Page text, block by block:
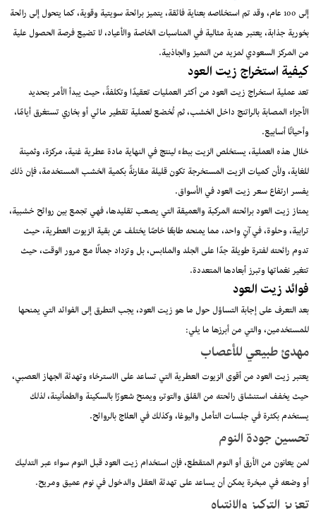
إلى 100 عام، وقد تم استخلاصه بعناية فائقة، يتميز برائحة سويتية وقوية، كما يتحول إلى رائحة
بخورية جذابة، يعتبر هدية مثالية في المناسبات الخاصة والأعياد، لا تضيع فرصة الحصول علية
من المركز السعودي لمزيد من التميز والجاذبية.
كيفية استخراج زيت العود
تعد عملية استخراج زيت العود من أكثر العمليات تعقيدًا وتكلفةً، حيث يبدأ الأمر بتحديد
الأجزاء المصابة بالراتنج داخل الخشب، ثم تُخضع لعملية تقطير مائي أو بخاري تستغرق أيامًا،
وأحيانًا أسابيع.
خلال هذه العملية، يستخلص الزيت ببطء لينتج في النهاية مادة عطرية غنية، مركزة، وثمينة
للغاية، ولأن كميات الزيت المستخرجة تكون قليلة مقارنةً بكمية الخشب المستخدمة، فإن ذلك
يفسر ارتفاع سعر زيت العود في الأسواق.
يمتاز زيت العود برائحته المركبة والعميقة التي يصعب تقليدها، فهي تجمع بين روائح خشبية،
ترابية، وحلوة، في آنٍ واحد، مما يمنحه طابعًا خاصًا يختلف عن بقية الزيوت العطرية، حيث
تدوم رائحته لفترة طويلة جدًا على الجلد والملابس، بل وتزداد جمالًا مع مرور الوقت، حيث
تتغير نغماتها وتبرز أبعادها المتعددة.
فوائد زيت العود
بعد التعرف على إجابة التساؤل حول ما هو زيت العود، يجب التطرق إلى الفوائد التي يمنحها
للمستخدمين، والتي من أبرزها ما يلي:
مهدئ طبيعي للأعصاب
يعتبر زيت العود من أقوى الزيوت العطرية التي تساعد على الاسترخاء وتهدئة الجهاز العصبي،
حيث يخفف استنشاق رائحته من القلق والتوتر، ويمنح شعورًا بالسكينة والطمأنينة، لذلك
يستخدم بكثرة في جلسات التأمل واليوغا، وكذلك في العلاج بالروائح.
تحسين جودة النوم
لمن يعانون من الأرق أو النوم المتقطع، فإن استخدام زيت العود قبل النوم سواء عبر التدليك
أو وضعه في مبخرة يمكن أن يساعد على تهدئة العقل والدخول في نوم عميق ومريح.